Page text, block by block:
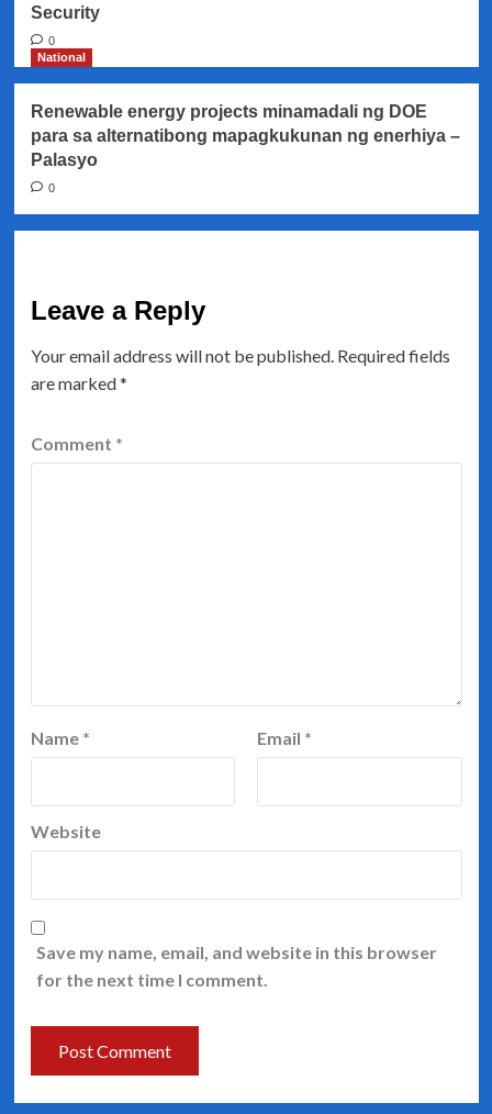
Security
0
National
Renewable energy projects minamadali ng DOE
para sa alternatibong mapagkukunan ng enerhiya –
Palasyo
0
Leave a Reply
Your email address will not be published. Required fields
are marked*
Comment *
Name * Email *
Website
Save my name, email, and website in this browser
for the next time I comment.